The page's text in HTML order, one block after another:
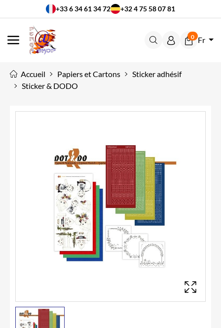
+33 6 34 61 34 72 +32 4 75 58 07 81
MENU
0 Fr
Accueil Papiers et Cartons
Sticker adhésif
Sticker & DODO